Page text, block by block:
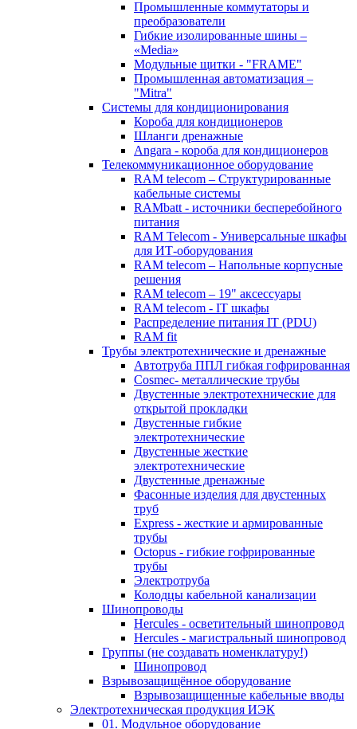
Промышленные коммутаторы и
преобразователи
Гибкие изолированные шины –
«Media»
Модульные щитки - "FRAME"
Промышленная автоматизация –
"Mitra"
Системы для кондиционирования
Короба для кондиционеров
Шланги дренажные
Angara - короба для кондиционеров
Телекоммуникационное оборудование
RAM telecom – Структурированные
кабельные системы
RAMbatt - источники бесперебойного
питания
RAM Telecom - Универсальные шкафы
для ИТ-оборудования
RAM telecom – Напольные корпусные
решения
RAM telecom – 19" аксессуары
RAM telecom - IT шкафы
Распределение питания IT (PDU)
RAM fit
Трубы электротехнические и дренажные
Автотруба ППЛ гибкая гофрированная
Cosmec- металлические трубы
Двустенные электротехнические для
открытой прокладки
Двустенные гибкие
электротехнические
Двустенные жесткие
электротехнические
Двустенные дренажные
Фасонные изделия для двустенных
труб
Express - жесткие и армированные
трубы
Octopus - гибкие гофрированные
трубы
Электротруба
Колодцы кабельной канализации
Шинопроводы
Hercules - осветительный шинопровод
Hercules - магистральный шинопровод
Группы (не создавать номенклатуру!)
Шинопровод
Взрывозащищённое оборудование
Взрывозащищенные кабельные вводы
Электротехническая продукция ИЭК
01. Модульное оборудование